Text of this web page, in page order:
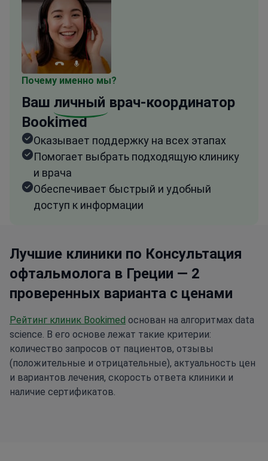
Почему именно мы?
Ваш личный врач-координатор
Bookimed
Оказывает поддержку на всех этапах
Помогает выбрать подходящую клинику
и врача
Обеспечивает быстрый и удобный
доступ к информации
Лучшие клиники по Консультация
офтальмолога в Греции — 2
проверенных варианта с ценами
Рейтинг клиник Bookimed основан на алгоритмах data
science. В его основе лежат такие критерии:
количество запросов от пациентов, отзывы
(положительные и отрицательные), актуальность цен
и вариантов лечения, скорость ответа клиники и
наличие сертификатов.